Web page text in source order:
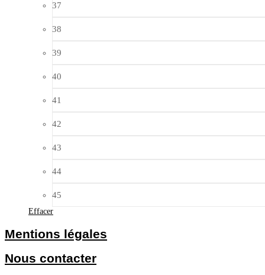
37
38
39
40
41
42
43
44
45
Effacer
Mentions légales
Nous contacter